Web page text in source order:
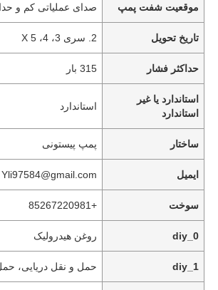
موقعیت شفت پمپ صدای عملیاتی کم و
تاریخ تحویل 2. سری 3، 4، 5 X
حداکثر فشار 315 بار
استاندارد یا غیر
استاندارد
استاندارد
ساختار پمپ پیستونی
ایمیل Yli97584@gmail.com
سوخت +85267220981
diy_0 روغن هیدرولیک
diy_1 حمل و نقل دریایی،